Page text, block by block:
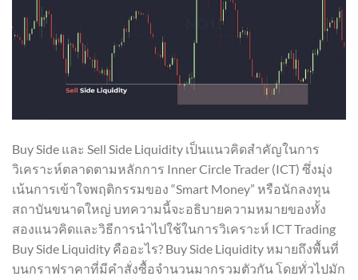
Buy Side และ Sell Side Liquidity เป็นแนวคิดสำคัญในการ
วิเคราะห์ตลาดตามหลักการ Inner Circle Trader (ICT) ซึ่งมุ่ง
เน้นการเข้าใจพฤติกรรมของ “Smart Money” หรือนักลงทุน
สถาบันขนาดใหญ่ บทความนี้จะอธิบายความหมายของทั้ง
สองแนวคิดและวิธีการนำไปใช้ในการวิเคราะห์ ICT Trading
Buy Side Liquidity คืออะไร? Buy Side Liquidity หมายถึงพื้นที่
บนกราฟราคาที่มีคำสั่งซื้อจำนวนมากรวมตัวกัน โดยทั่วไปมัก